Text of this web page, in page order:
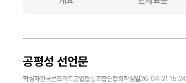
공평성 선언문
작성자한국콘크리트공업협동조합연합회작성일26-04-21 15:24